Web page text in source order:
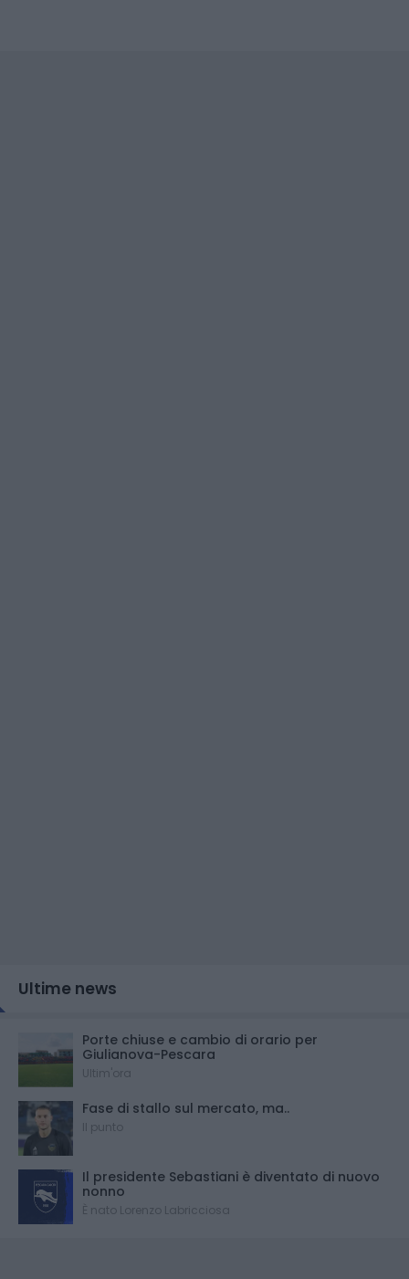
Ultime news
Porte chiuse e cambio di orario per
Giulianova-Pescara
Ultim'ora
Fase di stallo sul mercato, ma..
Il punto
Il presidente Sebastiani è diventato di nuovo
nonno
È nato Lorenzo Labricciosa